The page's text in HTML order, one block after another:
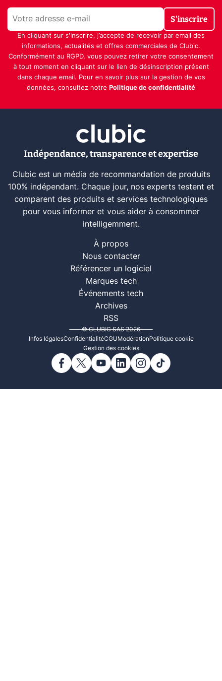
S'inscrire
En cliquant sur s'inscrire, j’accepte de recevoir par email des
informations, actualités et offres commerciales de Clubic.
Conformément au RGPD, vous pouvez retirer votre consentement
à tout moment en cliquant sur le lien de désinscription présent
dans chaque email. Pour en savoir plus sur la gestion de vos
données, consultez notre Politique de confidentialité
Indépendance, transparence et expertise
Clubic est un média de recommandation de produits
100% indépendant. Chaque jour, nos experts testent et
comparent des produits et services technologiques
pour vous informer et vous aider à consommer
intelligemment.
À propos
Nous contacter
Référencer un logiciel
Marques tech
Événements tech
Archives
RSS
© CLUBIC SAS 2026
Infos légalesConfidentialitéCGUModérationPolitique cookie
Gestion des cookies